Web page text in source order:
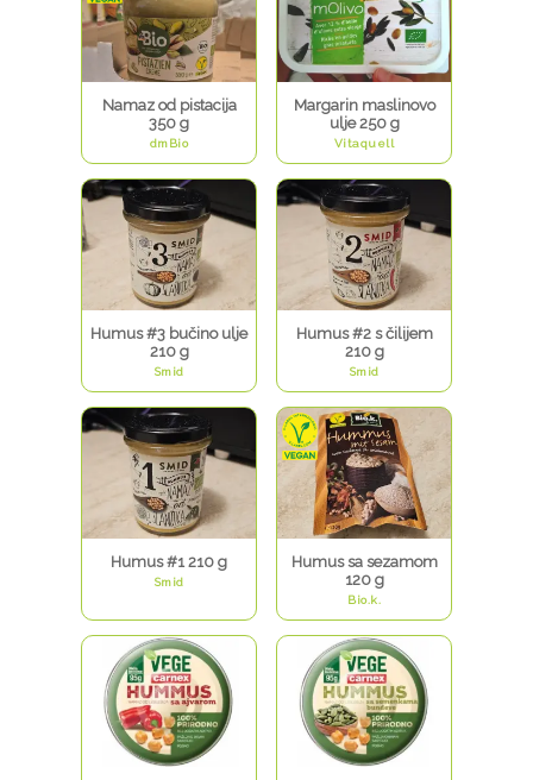
Namaz od pistacija
350 g
dmBio
Margarin maslinovo
ulje 250 g
Vitaquell
Humus #3 bučino ulje
210 g
Smid
Humus #2 s čilijem
210 g
Smid
Humus #1 210 g
Smid
Humus sa sezamom
120 g
Bio.k.